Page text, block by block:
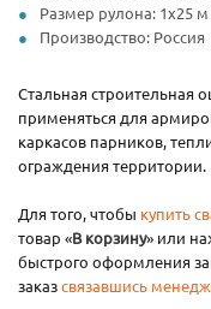
Размер рулона: 1х25 м
Производство: Россия
Стальная строительная
применяться для
каркасов парников,
ограждения территории.
Для того, чтобы купить
товар «В корзину» или
быстрого оформления
заказсвязавшись